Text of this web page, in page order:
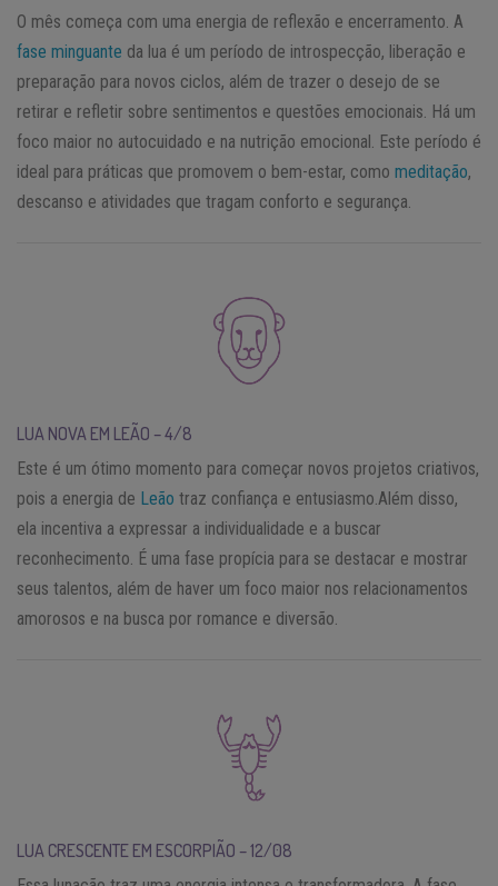
O mês começa com uma energia de reflexão e encerramento. A
fase minguante da lua é um período de introspecção, liberação e
preparação para novos ciclos, além de trazer o desejo de se
retirar e refletir sobre sentimentos e questões emocionais. Há um
foco maior no autocuidado e na nutrição emocional. Este período é
ideal para práticas que promovem o bem-estar, como meditação,
descanso e atividades que tragam conforto e segurança.
LUA NOVA EM LEÃO – 4/8
Este é um ótimo momento para começar novos projetos criativos,
pois a energia de Leão traz confiança e entusiasmo.Além disso,
ela incentiva a expressar a individualidade e a buscar
reconhecimento. É uma fase propícia para se destacar e mostrar
seus talentos, além de haver um foco maior nos relacionamentos
amorosos e na busca por romance e diversão.
LUA CRESCENTE EM ESCORPIÃO – 12/08